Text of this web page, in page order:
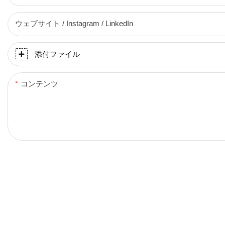
ウェブサイト / Instagram / LinkedIn
添付ファイル
コンテンツ